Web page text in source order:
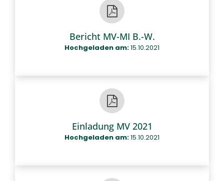
Bericht MV-MI B.-W.
Hochgeladen am:15.10.2021
Einladung MV 2021
Hochgeladen am:15.10.2021